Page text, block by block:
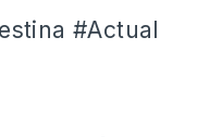
#Actual